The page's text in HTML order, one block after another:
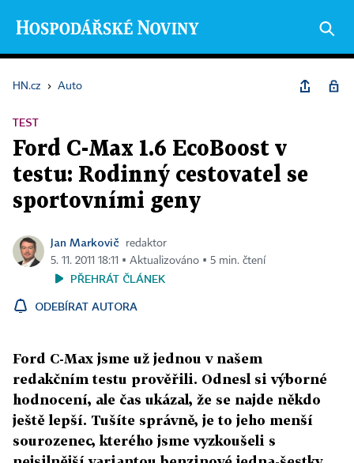
HN.cz › Auto
TEST
Ford C-Max 1.6 EcoBoost v
testu: Rodinný cestovatel se
sportovními geny
Jan Markovič
redaktor
5. 11. 2011 18:11 ▪ Aktualizováno ▪ 5 min. čtení
PŘEHRÁT ČLÁNEK
ODEBÍRAT AUTORA
Ford C-Max jsme už jednou v našem
redakčním testu prověřili. Odnesl si výborné
hodnocení, ale čas ukázal, že se najde někdo
ještě lepší. Tušíte správně, je to jeho menší
sourozenec, kterého jsme vyzkoušeli s